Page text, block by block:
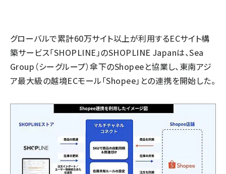
グローバルで累計60万サイト以上が利用するECサイト構
築サービス「SHOPLINE」のSHOPLINE Japanは、Sea
Group（シーグループ）傘下のShopeeと協業し、東南アジ
ア最大級の越境ECモール「Shopee」との連携を開始した。